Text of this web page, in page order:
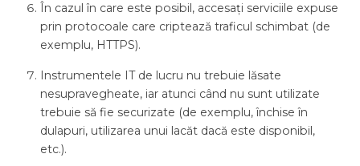
În cazul în care este posibil, accesați serviciile expuse
prin protocoale care criptează traficul schimbat (de
exemplu, HTTPS).
Instrumentele IT de lucru nu trebuie lăsate
nesupravegheate, iar atunci când nu sunt utilizate
trebuie să fie securizate (de exemplu, închise în
dulapuri, utilizarea unui lacăt dacă este disponibil,
etc.).